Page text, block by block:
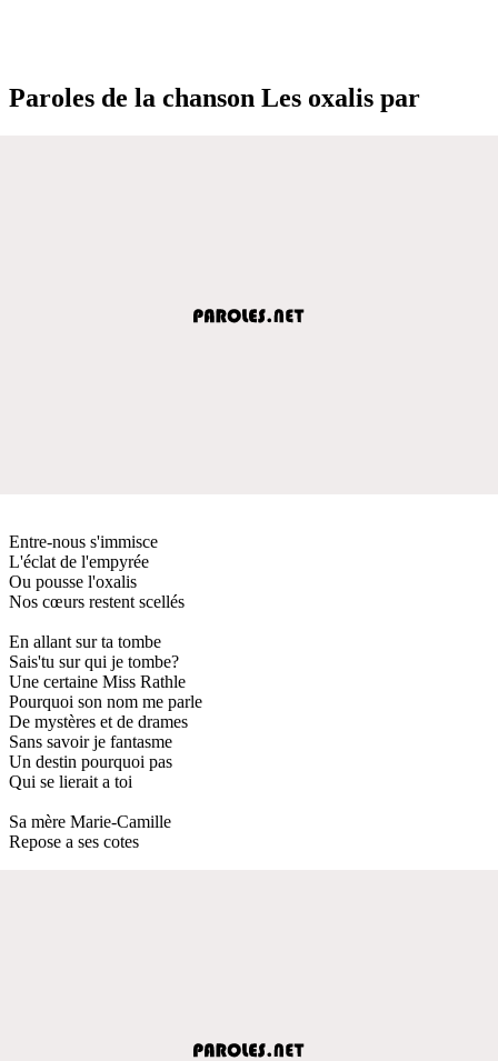
Paroles de la chanson Les oxalis par
Entre-nous s'immisce
L'éclat de l'empyrée
Ou pousse l'oxalis
Nos cœurs restent scellés
En allant sur ta tombe
Sais'tu sur qui je tombe?
Une certaine Miss Rathle
Pourquoi son nom me parle
De mystères et de drames
Sans savoir je fantasme
Un destin pourquoi pas
Qui se lierait a toi
Sa mère Marie-Camille
Repose a ses cotes